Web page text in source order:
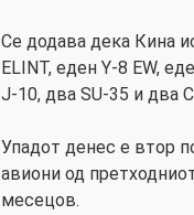
Се додава дека Кина
ELINT, еден Y-8 EW,
J-10, два SU-35 и два
Упадот денес е втор
авиони од
месецов.